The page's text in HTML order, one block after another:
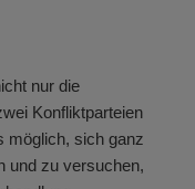
nur die
Konfliktparteien
möglich, sich ganz
und zu versuchen,